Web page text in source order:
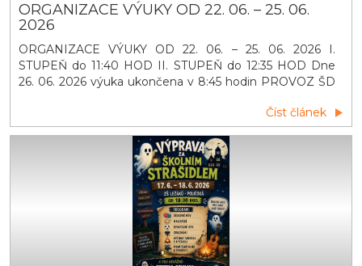
ORGANIZACE VÝUKY OD 22. 06. – 25. 06.
2026
ORGANIZACE VÝUKY OD 22. 06. – 25. 06. 2026 I.
STUPEŇ do 11:40 HOD II. STUPEŇ do 12:35 HOD Dne
26. 06. 2026 výuka ukončena v 8:45 hodin PROVOZ ŠD
Číst článek